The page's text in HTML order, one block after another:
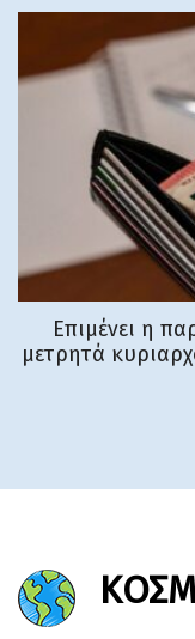
Επιμένει η
μετρητά